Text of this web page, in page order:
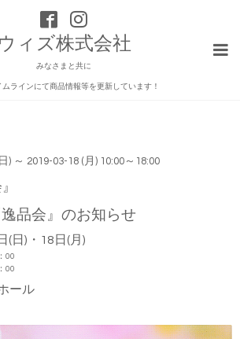
ウィズ株式会社
みなさまと共に
ムラインにて商品情報等を更新しています！
) ～ 2019-03-18 (月) 10:00～18:00
品会』のお知らせ
(日)・18日(月)
00
00
ール